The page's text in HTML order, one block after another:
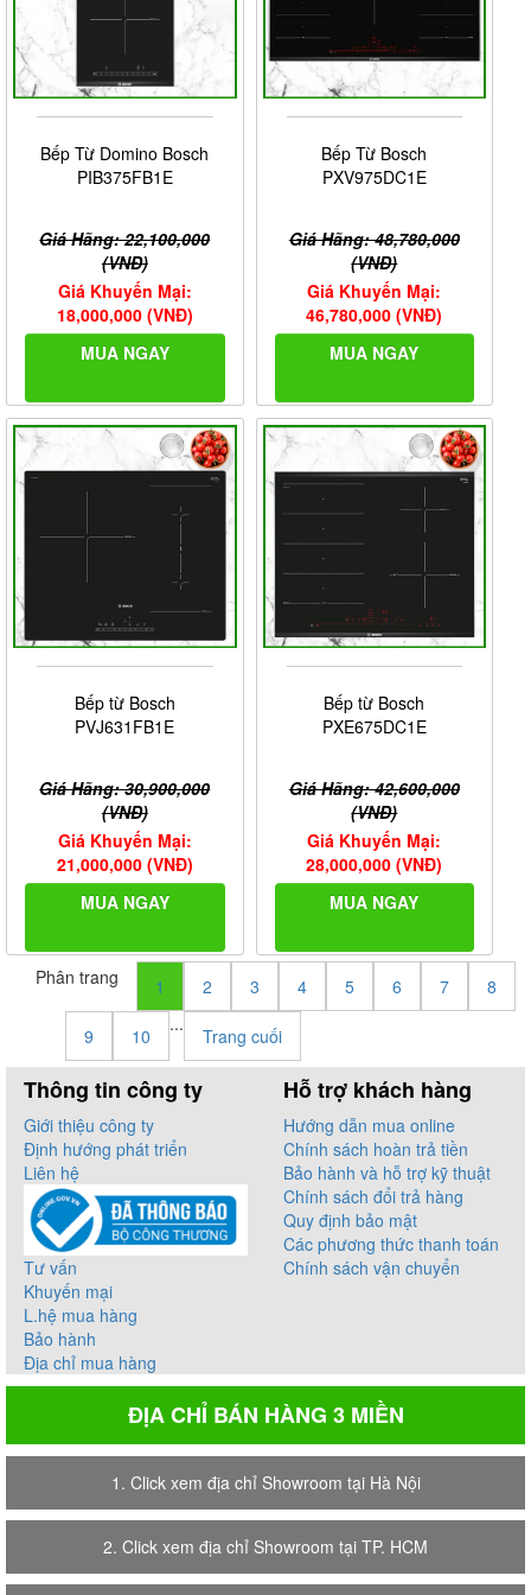
Bếp Từ Domino Bosch
PIB375FB1E
Giá Hãng: 22,100,000
(VNĐ)
Giá Khuyến Mại:
18,000,000 (VNĐ)
MUA NGAY
Bếp Từ Bosch
PXV975DC1E
Giá Hãng: 48,780,000
(VNĐ)
Giá Khuyến Mại:
46,780,000 (VNĐ)
MUA NGAY
Bếp từ Bosch
PVJ631FB1E
Giá Hãng: 30,900,000
(VNĐ)
Giá Khuyến Mại:
21,000,000 (VNĐ)
MUA NGAY
Bếp từ Bosch
PXE675DC1E
Giá Hãng: 42,600,000
(VNĐ)
Giá Khuyến Mại:
28,000,000 (VNĐ)
MUA NGAY
Phân trang 1 2 3 4 5 6 7 8
9 10
...
Trang cuối
Thông tin công ty
Giới thiệu công ty
Định hướng phát triển
Liên hệ
Tư vấn
Khuyến mại
L.hệ mua hàng
Bảo hành
Địa chỉ mua hàng
Hỗ trợ khách hàng
Hướng dẫn mua online
Chính sách hoàn trả tiền
Bảo hành và hỗ trợ kỹ thuật
Chính sách đổi trả hàng
Quy định bảo mật
Các phương thức thanh toán
Chính sách vận chuyển
ĐỊA CHỈ BÁN HÀNG 3 MIỀN
1. Click xem địa chỉ Showroom tại Hà Nội
2. Click xem địa chỉ Showroom tại TP. HCM